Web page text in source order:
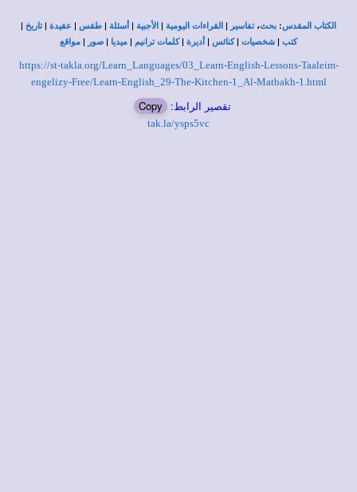
الكتاب المقدس: بحث،تفاسير | القراءات اليومية | الأجبية | أسئلة | طقس | عقيدة |تاريخ |
كتب | شخصيات |كنائس | أديرة |كلمات ترانيم | ميديا | صور | مواقع
https://st-takla.org/Learn_Languages/03_Learn-English-Lessons-Taaleim-
engelizy-Free/Learn-English_29-The-Kitchen-1_Al-Matbakh-1.html
تقصير الرابط: Copy
tak.la/ysps5vc